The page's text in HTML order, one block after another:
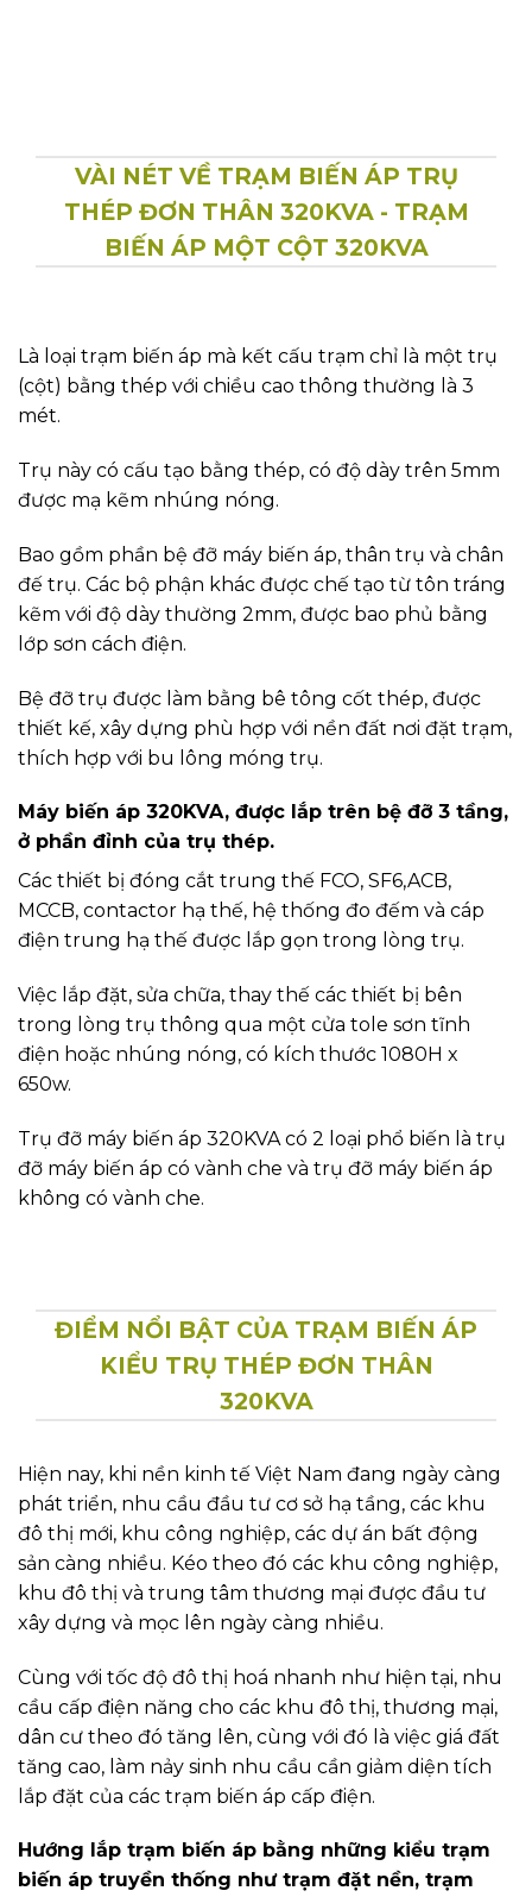
VÀI NÉT VỀ TRẠM BIẾN ÁP TRỤ
THÉP ĐƠN THÂN 320KVA - TRẠM
BIẾN ÁP MỘT CỘT 320KVA
Là loại trạm biến áp mà kết cấu trạm chỉ là một trụ
(cột) bằng thép với chiều cao thông thường là 3
mét.
Trụ này có cấu tạo bằng thép, có độ dày trên 5mm
được mạ kẽm nhúng nóng.
Bao gồm phần bệ đỡ máy biến áp, thân trụ và chân
đế trụ. Các bộ phận khác được chế tạo từ tôn tráng
kẽm với độ dày thường 2mm, được bao phủ bằng
lớp sơn cách điện.
Bệ đỡ trụ được làm bằng bê tông cốt thép, được
thiết kế, xây dựng phù hợp với nền đất nơi đặt trạm,
thích hợp với bu lông móng trụ.
Máy biến áp 320KVA, được lắp trên bệ đỡ 3 tầng,
ở phần đỉnh của trụ thép.
Các thiết bị đóng cắt trung thế FCO, SF6,ACB,
MCCB, contactor hạ thế, hệ thống đo đếm và cáp
điện trung hạ thế được lắp gọn trong lòng trụ.
Việc lắp đặt, sửa chữa, thay thế các thiết bị bên
trong lòng trụ thông qua một cửa tole sơn tĩnh
điện hoặc nhúng nóng, có kích thước 1080H x
650w.
Trụ đỡ máy biến áp 320KVA có 2 loại phổ biến là trụ
đỡ máy biến áp có vành che và trụ đỡ máy biến áp
không có vành che.
ĐIỂM NỔI BẬT CỦA TRẠM BIẾN ÁP
KIỂU TRỤ THÉP ĐƠN THÂN
320KVA
Hiện nay, khi nền kinh tế Việt Nam đang ngày càng
phát triển, nhu cầu đầu tư cơ sở hạ tầng, các khu
đô thị mới, khu công nghiệp, các dự án bất động
sản càng nhiều. Kéo theo đó các khu công nghiệp,
khu đô thị và trung tâm thương mại được đầu tư
xây dựng và mọc lên ngày càng nhiều.
Cùng với tốc độ đô thị hoá nhanh như hiện tại, nhu
cầu cấp điện năng cho các khu đô thị, thương mại,
dân cư theo đó tăng lên, cùng với đó là việc giá đất
tăng cao, làm nảy sinh nhu cầu cần giảm diện tích
lắp đặt của các trạm biến áp cấp điện.
Hướng lắp trạm biến áp bằng những kiểu trạm
biến áp truyền thống như trạm đặt nền, trạm